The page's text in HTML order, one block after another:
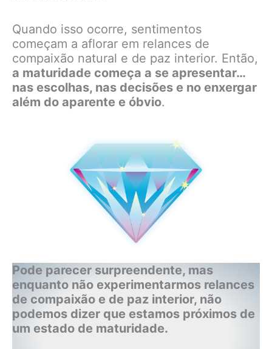
Quando isso ocorre, sentimentos
começam a aflorar em relances de
compaixão natural e de paz interior. Então,
a maturidade começa a se apresentar…
nas escolhas, nas decisões e no enxergar
além do aparente e óbvio.
Pode parecer surpreendente, mas
enquanto não experimentarmos relances
de compaixão e de paz interior, não
podemos dizer que estamos próximos de
um estado de maturidade.